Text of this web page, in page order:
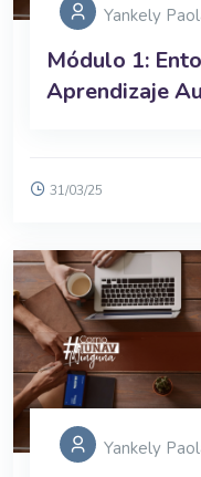
Yankely
Módulo 1:
Aprendizaje
31/03/25
Yankely